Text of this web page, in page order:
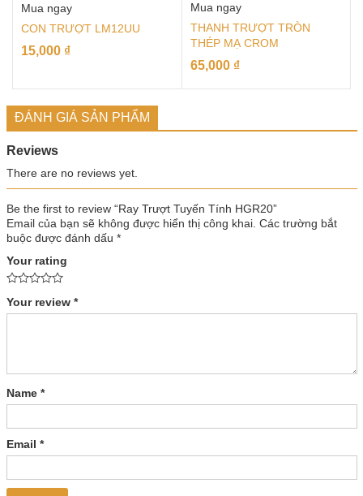
Mua ngay
CON TRƯỢT LM12UU
15,000 ₫
Mua ngay
THANH TRƯỢT TRÒN
THÉP MẠ CROM
65,000 ₫
ĐÁNH GIÁ SẢN PHẨM
Reviews
There are no reviews yet.
Be the first to review “Ray Trượt Tuyến Tính HGR20”
Email của bạn sẽ không được hiển thị công khai. Các trường bắt
buộc được đánh dấu *
Your rating
Your review *
Name *
Email *